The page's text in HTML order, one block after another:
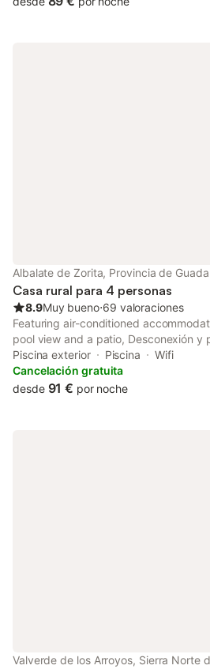
Albalate de Zorita, Provincia de
Casa rural para 4 personas
8.9Muy bueno⋅69 valoraciones
Featuring air-conditioned
pool view and a patio, Desconexión y
set in Albalate de Zorita. Featuring
views, this chalet also has free WiFi.
Piscina exterior Piscina
Wifi
Cancelación gratuita
desde 91 € por noche
Valverde de los Arroyos, Sierra Norte